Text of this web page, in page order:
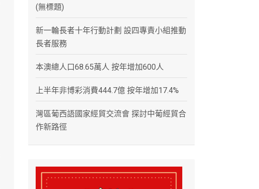
(無標題)
新一輪長者十年行動計劃 設四專責小組推動
長者服務
本澳總人口68.65萬人 按年增加600人
上半年非博彩消費444.7億 按年增加17.4%
灣區葡西語國家經貿交流會 探討中葡經貿合
作新路徑